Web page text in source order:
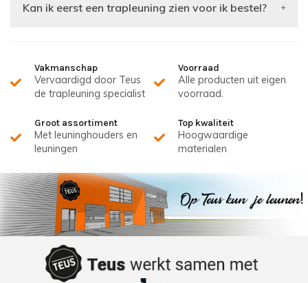
Kan ik eerst een trapleuning zien voor ik bestel?
Vakmanschap
Vervaardigd door Teus
de trapleuning specialist
Voorraad
Alle producten uit eigen
voorraad.
Groot assortiment
Met leuninghouders en
leuningen
Top kwaliteit
Hoogwaardige
materialen